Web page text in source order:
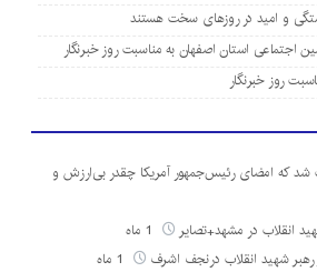
و امید در روزهای سخت هستند
اجتماعی استان اصفهان به مناسبت روز خبرنگار
روز خبرنگار
شد که امضای رئیس‌جمهور آمریکا چقدر بی‌ارزش و
انقلاب در مشهد+تصایر
شهید انقلاب درنجف اشرف